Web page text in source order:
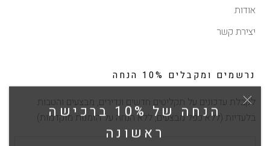
הנחה של 10% ברכישה
ראשונה
אודות
יצירת קשר
נרשמים ומקבלים 10% הנחה
לקבלת עדכונים על תקליטים חדשים ונדירים, מבצעים והטבות
בלעדיות (ללא כפל מבצעים, ללא הנחה על הזמנות מוקדמות)